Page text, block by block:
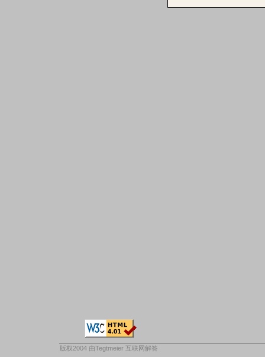
版权2004 由Tegtmeier 互联网解答